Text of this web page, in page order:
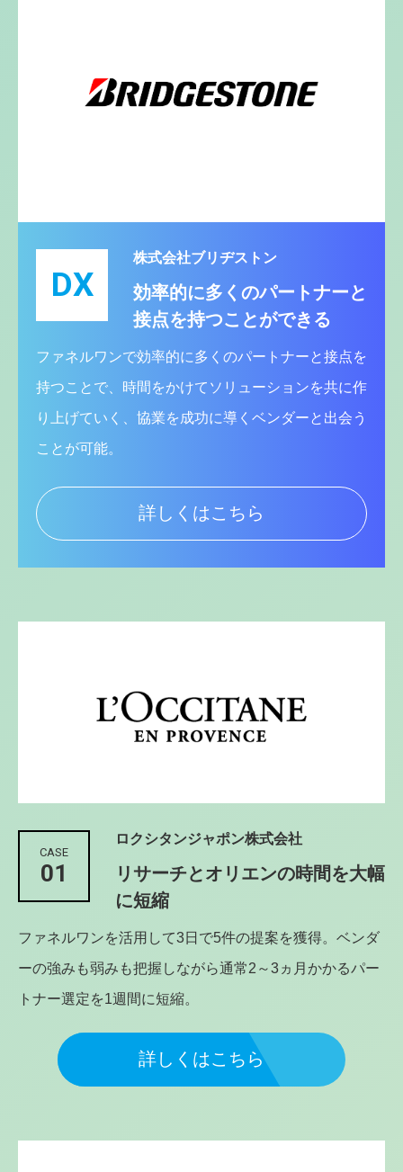
DX
株式会社ブリヂストン
効率的に多くのパートナーと
接点を持つことができる
ファネルワンで効率的に多くのパートナーと接点を
持つことで、時間をかけてソリューションを共に作
り上げていく、協業を成功に導くベンダーと出会う
ことが可能。
詳しくはこちら
CASE
01
ロクシタンジャポン株式会社
リサーチとオリエンの時間を大幅
に短縮
ファネルワンを活用して3日で5件の提案を獲得。ベンダ
ーの強みも弱みも把握しながら通常2～3ヵ月かかるパー
トナー選定を1週間に短縮。
詳しくはこちら